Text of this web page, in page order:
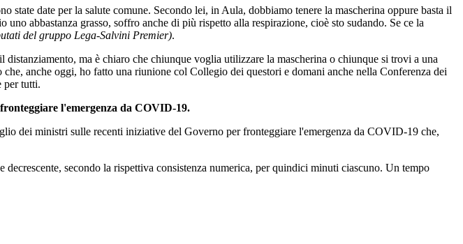
state date per la salute comune. Secondo lei, in Aula, dobbiamo tenere la mascherina oppure basta il
abbastanza grasso, soffro anche di più rispetto alla respirazione, cioè sto sudando. Se ce la
del gruppo Lega-Salvini Premier).
ma è chiaro che chiunque voglia utilizzare la mascherina o chiunque si trovi a una
anche oggi, ho fatto una riunione col Collegio dei questori e domani anche nella Conferenza dei
per tutti.
l'emergenza da COVID-19.
dei ministri sulle recenti iniziative del Governo per fronteggiare l'emergenza da COVID-19 che,
secondo la rispettiva consistenza numerica, per quindici minuti ciascuno. Un tempo